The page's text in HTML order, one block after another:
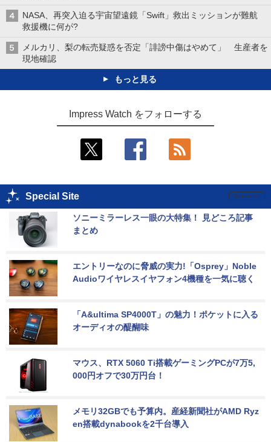
NASA、再突入迫る宇宙望遠鏡「Swift」救出ミッションが難航
救援機に何が?
メルカリ、梨の転売疑惑を否定「誹謗中傷はやめて」 生産者を
現地確認
もっと見る
Impress Watch をフォローする
Special Site
ソニーミラーレス一眼の大特集！ 見どころ記事
まとめ
エントリーなのに脅威の実力!「Osprey」Noble
Audioワイヤレスイヤフォン4機種を一気に聴く
「A&ultima SP4000T」の魅力！ポケットに入る
オーディオの醍醐味
マウス、RTX 5060 Ti搭載ゲーミングPCが7万5,
000円オフで30万円台！
メモリ32GBでも予算内。産経新聞社がAMD Ryz
en搭載dynabookを2千台導入